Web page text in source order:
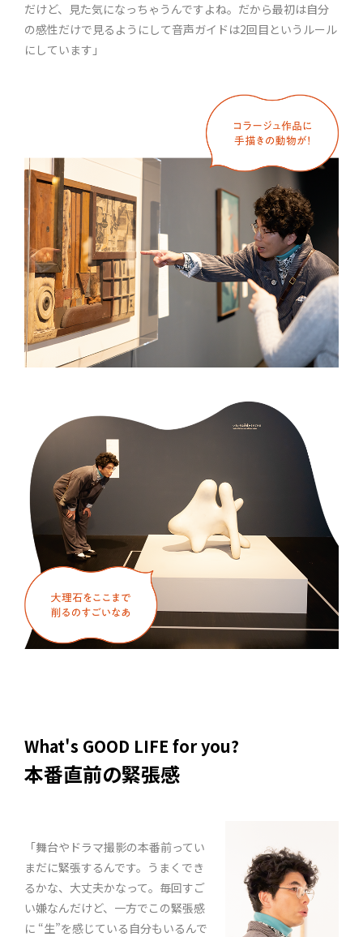
だけど、見た気になっちゃうんですよね。だから最初は自分
の感性だけで見るようにして音声ガイドは2回目というルール
にしています」
What's GOOD LIFE for you?
本番直前の緊張感
「舞台やドラマ撮影の本番前ってい
まだに緊張するんです。うまくでき
るかな、大丈夫かなって。毎回すご
い嫌なんだけど、一方でこの緊張感
に “生”を感じている自分もいるんで